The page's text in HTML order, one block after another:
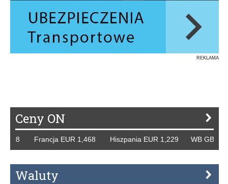
REKLAMA
Ceny ON
Francja EUR 1,468 Hiszpania EUR 1,229 WB GBP
Waluty